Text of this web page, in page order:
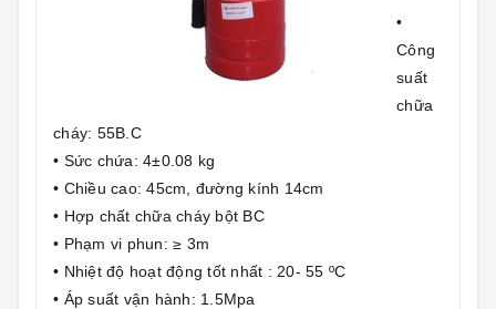
•
Công
suất
chữa
cháy: 55B.C
• Sức chứa: 4±0.08 kg
• Chiều cao: 45cm, đường kính 14cm
• Hợp chất chữa cháy bột BC
• Phạm vi phun: ≥ 3m
• Nhiệt độ hoạt động tốt nhất : 20- 55 ºC
• Áp suất vận hành: 1.5Mpa